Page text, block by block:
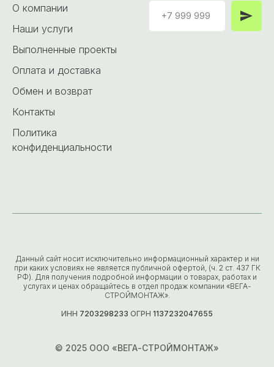
О компании
Наши услуги
Выполненные проекты
Оплата и доставка
Обмен и возврат
Контакты
Политика
конфиденциальности
Данный сайт носит исключительно информационный характер и ни
при каких условиях не является публичной офертой, (ч. 2 ст. 437 ГК
РФ). Для получения подробной информации о товарах, работах и
услугах и ценах обращайтесь в отдел продаж компании «ВЕГА-
СТРОЙМОНТАЖ».
ИНН 7203298233 ОГРН 1137232047655
© 2025 ООО «ВЕГА-СТРОЙМОНТАЖ»